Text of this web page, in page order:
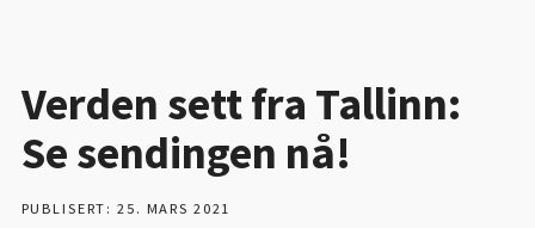
Verden sett fra Tallinn:
Se sendingen nå!
PUBLISERT: 25. MARS 2021